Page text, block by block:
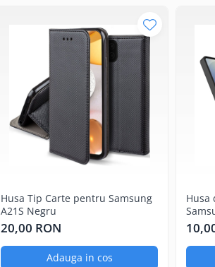
Husa Tip Carte pentru Samsung
A21S Negru
20,00 RON
Adauga in cos
Husa